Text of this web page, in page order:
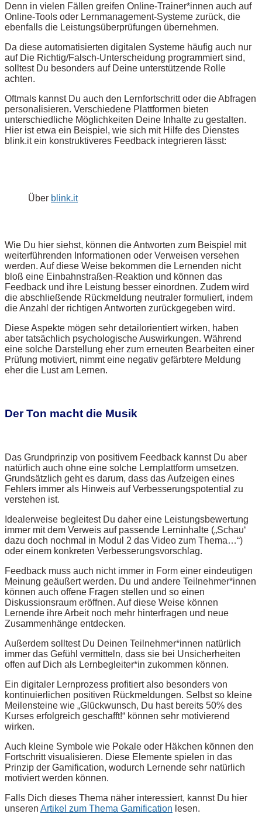
Denn in vielen Fällen greifen Online-Trainer*innen auch auf
Online-Tools oder Lernmanagement-Systeme zurück, die
ebenfalls die Leistungsüberprüfungen übernehmen.
Da diese automatisierten digitalen Systeme häufig auch nur
auf Die Richtig/Falsch-Unterscheidung programmiert sind,
solltest Du besonders auf Deine unterstützende Rolle
achten.
Oftmals kannst Du auch den Lernfortschritt oder die Abfragen
personalisieren. Verschiedene Plattformen bieten
unterschiedliche Möglichkeiten Deine Inhalte zu gestalten.
Hier ist etwa ein Beispiel, wie sich mit Hilfe des Dienstes
blink.it ein konstruktiveres Feedback integrieren lässt:
Über blink.it
Wie Du hier siehst, können die Antworten zum Beispiel mit
weiterführenden Informationen oder Verweisen versehen
werden. Auf diese Weise bekommen die Lernenden nicht
bloß eine Einbahnstraßen-Reaktion und können das
Feedback und ihre Leistung besser einordnen. Zudem wird
die abschließende Rückmeldung neutraler formuliert, indem
die Anzahl der richtigen Antworten zurückgegeben wird.
Diese Aspekte mögen sehr detailorientiert wirken, haben
aber tatsächlich psychologische Auswirkungen. Während
eine solche Darstellung eher zum erneuten Bearbeiten einer
Prüfung motiviert, nimmt eine negativ gefärbtere Meldung
eher die Lust am Lernen.
Der Ton macht die Musik
Das Grundprinzip von positivem Feedback kannst Du aber
natürlich auch ohne eine solche Lernplattform umsetzen.
Grundsätzlich geht es darum, dass das Aufzeigen eines
Fehlers immer als Hinweis auf Verbesserungspotential zu
verstehen ist.
Idealerweise begleitest Du daher eine Leistungsbewertung
immer mit dem Verweis auf passende Lerninhalte („Schau‘
dazu doch nochmal in Modul 2 das Video zum Thema…“)
oder einem konkreten Verbesserungsvorschlag.
Feedback muss auch nicht immer in Form einer eindeutigen
Meinung geäußert werden. Du und andere Teilnehmer*innen
können auch offene Fragen stellen und so einen
Diskussionsraum eröffnen. Auf diese Weise können
Lernende ihre Arbeit noch mehr hinterfragen und neue
Zusammenhänge entdecken.
Außerdem solltest Du Deinen Teilnehmer*innen natürlich
immer das Gefühl vermitteln, dass sie bei Unsicherheiten
offen auf Dich als Lernbegleiter*in zukommen können.
Ein digitaler Lernprozess profitiert also besonders von
kontinuierlichen positiven Rückmeldungen. Selbst so kleine
Meilensteine wie „Glückwunsch, Du hast bereits 50% des
Kurses erfolgreich geschafft!“ können sehr motivierend
wirken.
Auch kleine Symbole wie Pokale oder Häkchen können den
Fortschritt visualisieren. Diese Elemente spielen in das
Prinzip der Gamification, wodurch Lernende sehr natürlich
motiviert werden können.
Falls Dich dieses Thema näher interessiert, kannst Du hier
unseren Artikel zum Thema Gamification lesen.